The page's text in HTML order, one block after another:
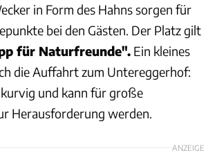
in Form des Hahns sorgen für
bei den Gästen. Der Platz gilt
für Naturfreunde". Ein kleines
die Auffahrt zum Untereggerhof:
und kann für große
Herausforderung werden.
ANZEIGE